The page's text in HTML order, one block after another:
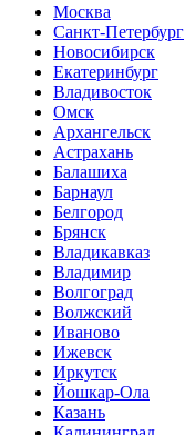
Москва
Санкт-Петербург
Новосибирск
Екатеринбург
Владивосток
Омск
Архангельск
Астрахань
Балашиха
Барнаул
Белгород
Брянск
Владикавказ
Владимир
Волгоград
Волжский
Иваново
Ижевск
Иркутск
Йошкар-Ола
Казань